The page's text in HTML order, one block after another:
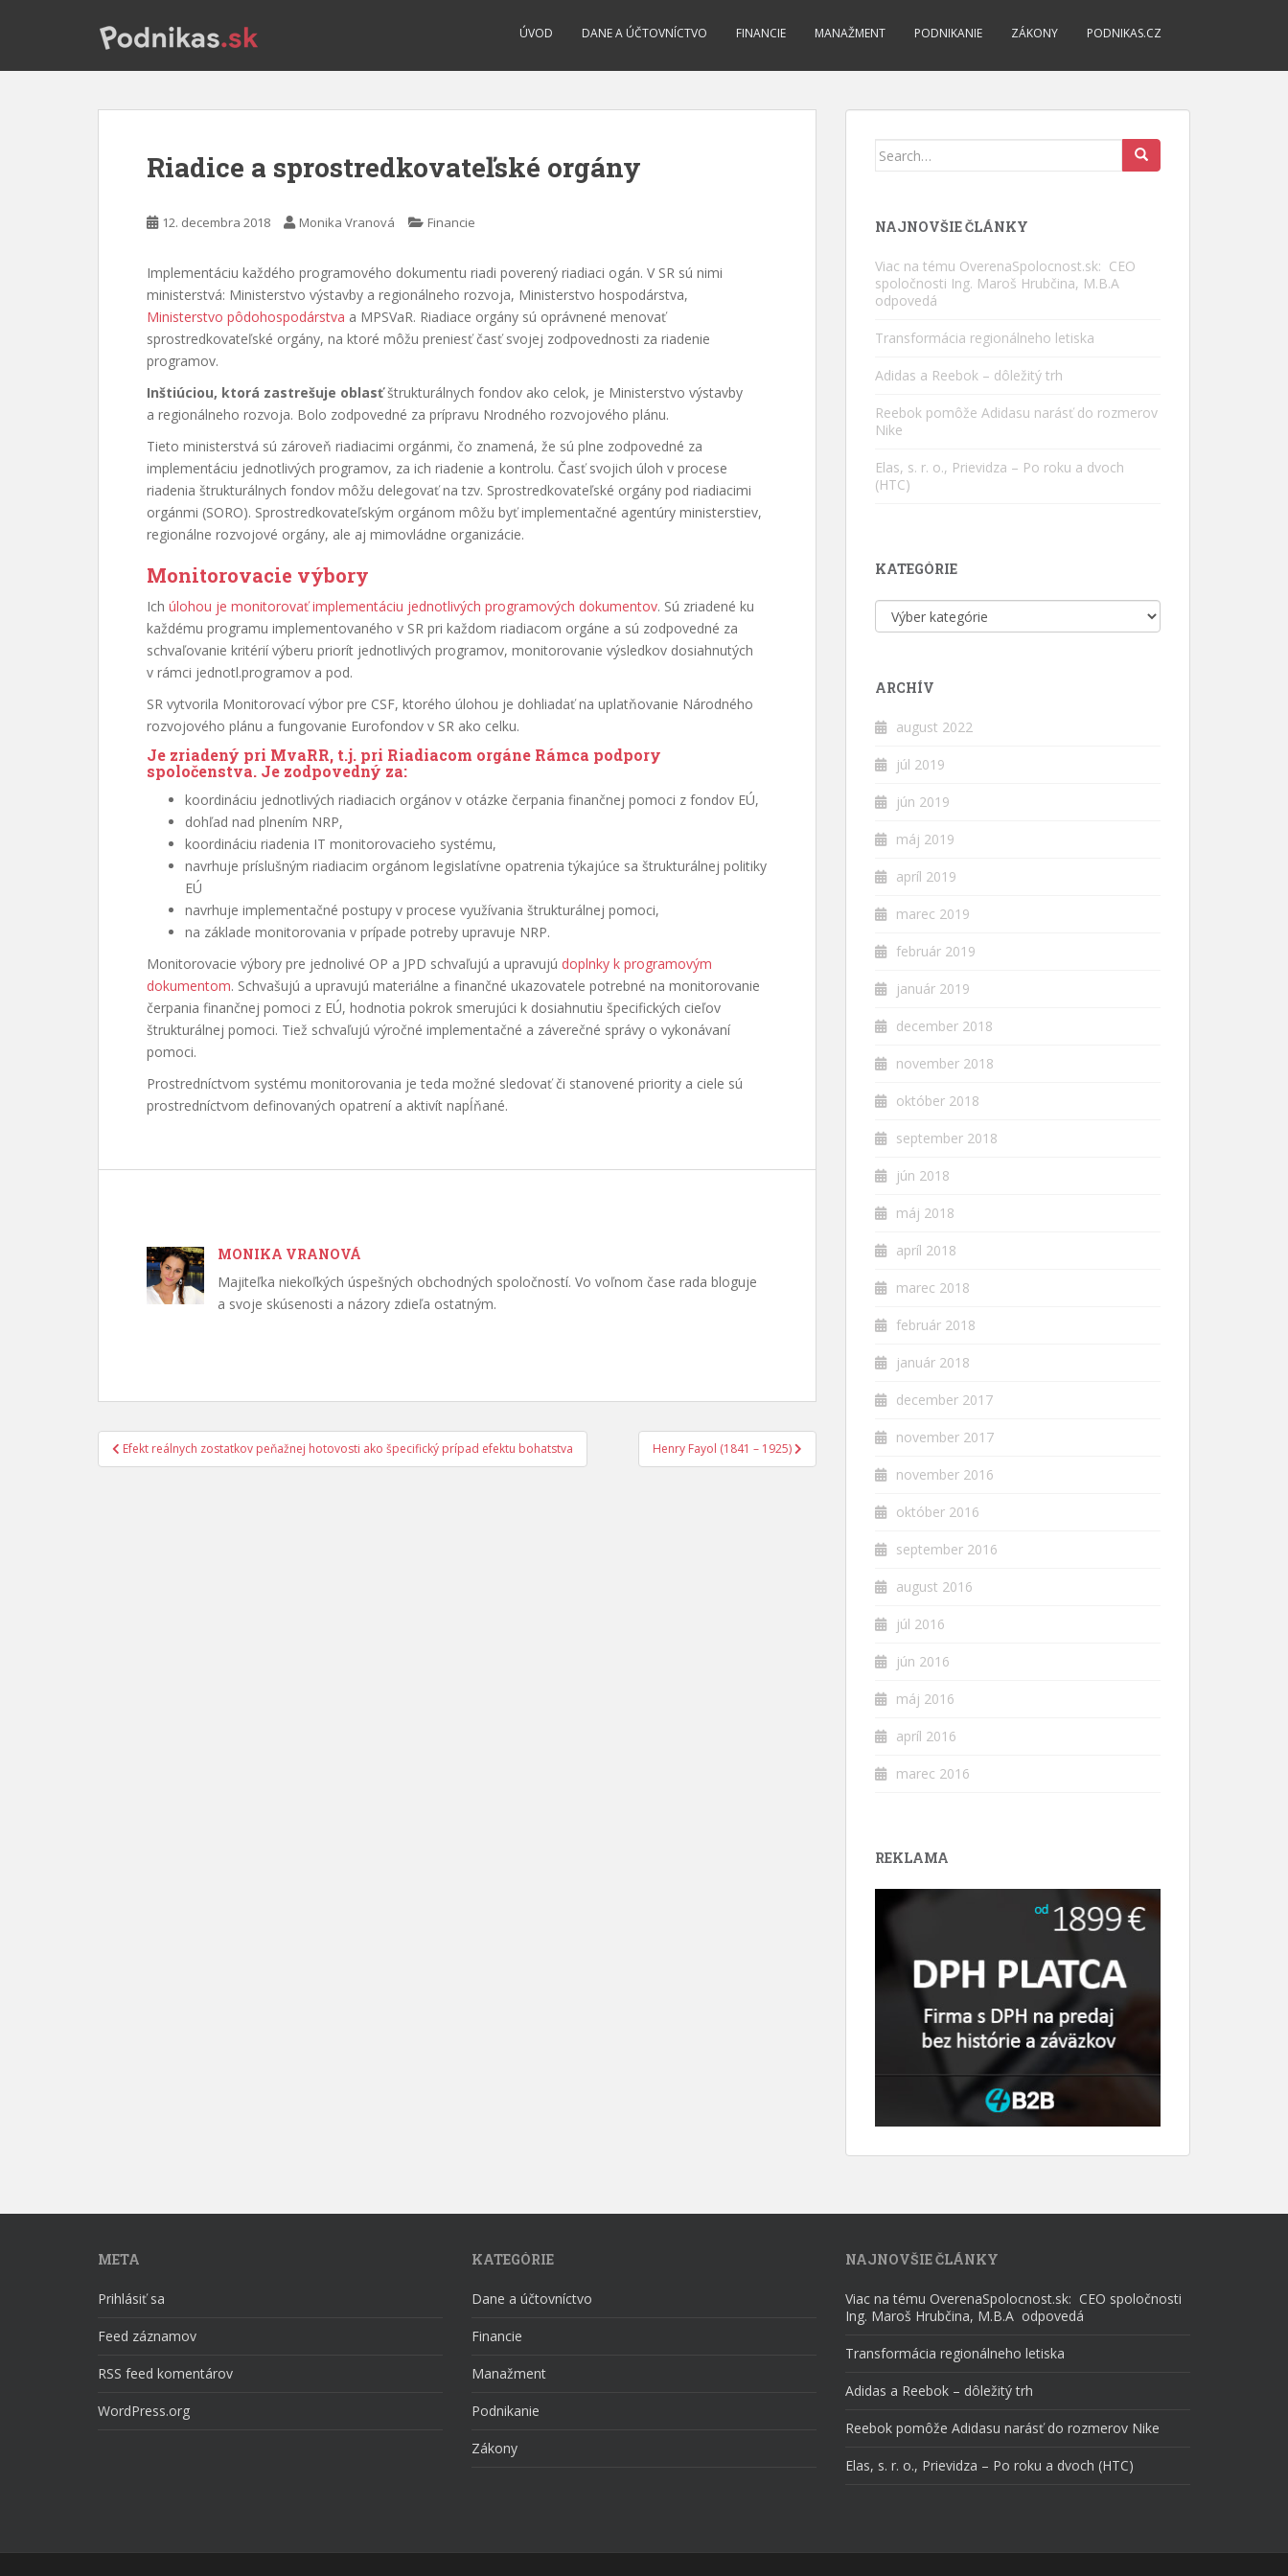
p
ÚVOD DANE A ÚČTOVNÍCTVO FINANCIE MANAŽMENT PODNIKANIE ZÁKONY PODNIKAS.CZ
Riadice a sprostredkovateľské orgány
12. decembra 2018 Monika Vranová Financie
Implementáciu každého programového dokumentu riadi poverený riadiaci ogán. V SR sú nimi
ministerstvá: Ministerstvo výstavby a regionálneho rozvoja, Ministerstvo hospodárstva,
Ministerstvo pôdohospodárstva a MPSVaR. Riadiace orgány sú oprávnené menovať
sprostredkovateľské orgány, na ktoré môžu preniesť časť svojej zodpovednosti za riadenie
programov.
Inštiúciou, ktorá zastrešuje oblasťštrukturálnych fondov ako celok, je Ministerstvo výstavby
a regionálneho rozvoja. Bolo zodpovedné za prípravu Nrodného rozvojového plánu.
Tieto ministerstvá sú zároveň riadiacimi orgánmi, čo znamená, že sú plne zodpovedné za
implementáciu jednotlivých programov, za ich riadenie a kontrolu. Časť svojich úloh v procese
riadenia štrukturálnych fondov môžu delegovať na tzv. Sprostredkovateľské orgány pod riadiacimi
orgánmi (SORO). Sprostredkovateľským orgánom môžu byť implementačné agentúry ministerstiev,
regionálne rozvojové orgány, ale aj mimovládne organizácie.
Monitorovacie výbory
Ich úlohou je monitorovať implementáciu jednotlivých programových dokumentov. Sú zriadené ku
každému programu implementovaného v SR pri každom riadiacom orgáne a sú zodpovedné za
schvaľovanie kritérií výberu priorít jednotlivých programov, monitorovanie výsledkov dosiahnutých
v rámci jednotl.programov a pod.
SR vytvorila Monitorovací výbor pre CSF, ktorého úlohou je dohliadať na uplatňovanie Národného
rozvojového plánu a fungovanie Eurofondov v SR ako celku.
Je zriadený pri MvaRR, t.j. pri Riadiacom orgáne Rámca podpory
spoločenstva. Je zodpovedný za:
koordináciu jednotlivých riadiacich orgánov v otázke čerpania finančnej pomoci z fondov EÚ,
dohľad nad plnením NRP,
koordináciu riadenia IT monitorovacieho systému,
navrhuje príslušným riadiacim orgánom legislatívne opatrenia týkajúce sa štrukturálnej politiky
EÚ
navrhuje implementačné postupy v procese využívania štrukturálnej pomoci,
na základe monitorovania v prípade potreby upravuje NRP.
Monitorovacie výbory pre jednolivé OP a JPD schvaľujú a upravujú doplnky k programovým
dokumentom. Schvašujú a upravujú materiálne a finančné ukazovatele potrebné na monitorovanie
čerpania finančnej pomoci z EÚ, hodnotia pokrok smerujúci k dosiahnutiu špecifických cieľov
štrukturálnej pomoci. Tiež schvaľujú výročné implementačné a záverečné správy o vykonávaní
pomoci.
Prostredníctvom systému monitorovania je teda možné sledovať či stanovené priority a ciele sú
prostredníctvom definovaných opatrení a aktivít napĺňané.
MONIKA VRANOVÁ
Majiteľka niekoľkých úspešných obchodných spoločností. Vo voľnom čase rada bloguje
a svoje skúsenosti a názory zdieľa ostatným.
Navigácia
v
Efekt reálnych zostatkov peňažnej hotovosti ako špecifický prípad efektu bohatstva Henry Fayol (1841 – 1925)
Search
NAJNOVŠIE ČLÁNKY
Viac na tému OverenaSpolocnost.sk: CEO
spoločnosti Ing. Maroš Hrubčina, M.B.A
odpovedá
Transformácia regionálneho letiska
Adidas a Reebok – dôležitý trh
Reebok pomôže Adidasu narásť do rozmerov
Nike
Elas, s. r. o., Prievidza – Po roku a dvoch
(HTC)
KATEGÓRIE
Kategórie
ARCHÍV
august 2022
júl 2019
jún 2019
máj 2019
apríl 2019
marec 2019
február 2019
január 2019
december 2018
november 2018
október 2018
september 2018
jún 2018
máj 2018
apríl 2018
marec 2018
február 2018
január 2018
december 2017
november 2017
november 2016
október 2016
september 2016
august 2016
júl 2016
jún 2016
máj 2016
apríl 2016
marec 2016
REKLAMA
META
Prihlásiť sa
Feed záznamov
RSS feed komentárov
WordPress.org
KATEGÓRIE
Dane a účtovníctvo
Financie
Manažment
Podnikanie
Zákony
NAJNOVŠIE ČLÁNKY
Viac na tému OverenaSpolocnost.sk: CEO spoločnosti
Ing. Maroš Hrubčina, M.B.A odpovedá
Transformácia regionálneho letiska
Adidas a Reebok – dôležitý trh
Reebok pomôže Adidasu narásť do rozmerov Nike
Elas, s. r. o., Prievidza – Po roku a dvoch (HTC)